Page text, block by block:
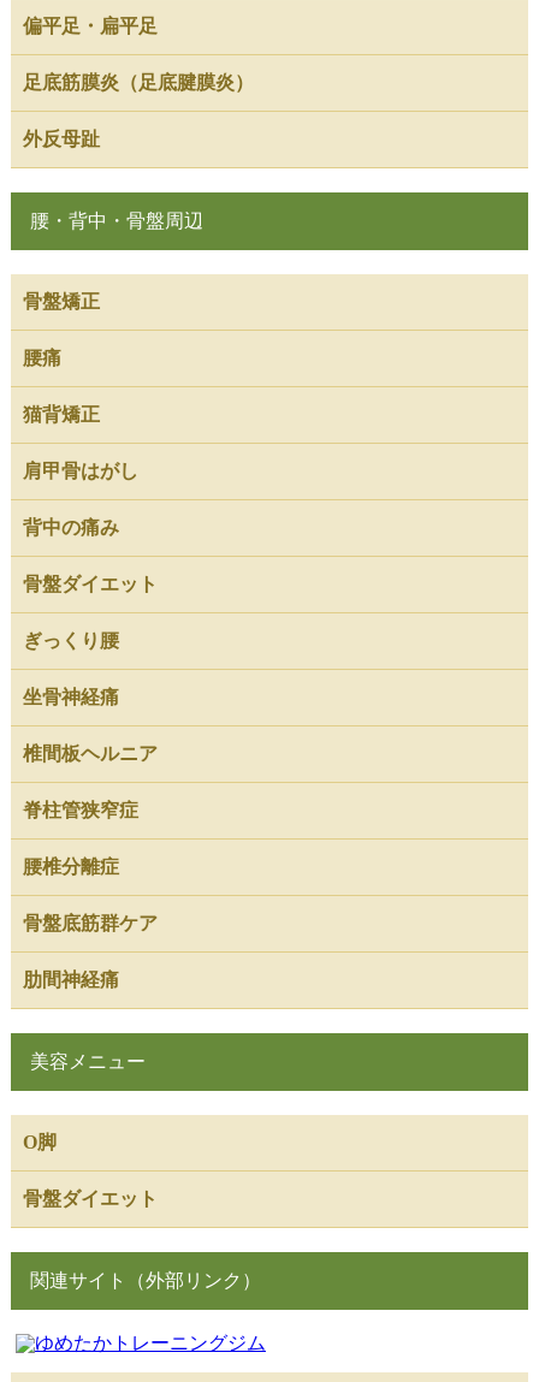
偏平足・扁平足
足底筋膜炎（足底腱膜炎）
外反母趾
腰・背中・骨盤周辺
骨盤矯正
腰痛
猫背矯正
肩甲骨はがし
背中の痛み
骨盤ダイエット
ぎっくり腰
坐骨神経痛
椎間板ヘルニア
脊柱管狭窄症
腰椎分離症
骨盤底筋群ケア
肋間神経痛
美容メニュー
O脚
骨盤ダイエット
関連サイト（外部リンク）